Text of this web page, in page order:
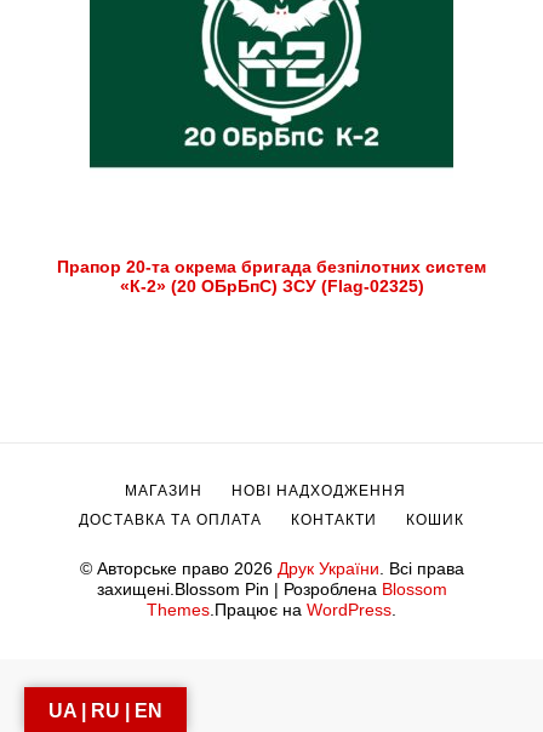
Прапор 20-та окрема бригада безпілотних систем
«К-2» (20 ОБрБпС) ЗСУ (Flag-02325)
© Авторське право 2026 Друк України. Всі права
захищені.Blossom Pin | Розроблена Blossom
Themes.Працює на WordPress.
МАГАЗИН
НОВІ НАДХОДЖЕННЯ
ДОСТАВКА ТА ОПЛАТА
КОНТАКТИ КОШИК
UA | RU | EN